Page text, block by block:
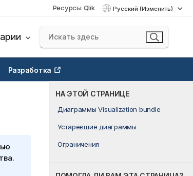
Ресурсы Qlik Русский (Изменить)
Разработка
НА ЭТОЙ СТРАНИЦЕ
Диаграммы Visualization bundle
Устаревшие диаграммы
Ограничения